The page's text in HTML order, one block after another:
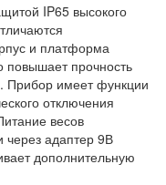
IP65 высокого
и платформа
повышает прочность
Прибор имеет функции
отключения
весов
через адаптер 9В
дополнительную